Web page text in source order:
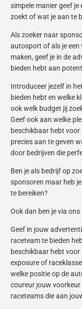
simpele manier geef
zoekt of wat je aan te
Als zoeker naar
autosport of als je een
maken, geef je in de
bieden hebt aan
Introduceer jezelf in
bieden hebt en welke
ook welk budget jij
Geef ook aan welke
beschikbaar hebt voor
precies aan te geven
door bedrijven die
Ben je als bedrijf op
sponsoren maar heb
te bereiken?
Ook dan ben je via
Geef in jouw
raceteam te bieden
beschikbaar hebt
exposure of
welke positie op de
coureur jouw
raceteams die aan